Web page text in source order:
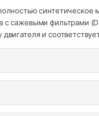
с сажевыми фильтрами
и